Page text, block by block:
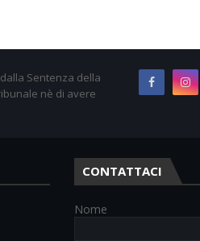
Sentenza della
nè di avere
CONTATTACI
Nome